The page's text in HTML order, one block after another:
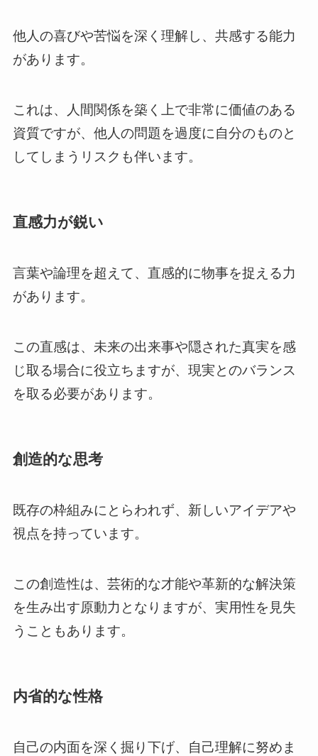
他人の喜びや苦悩を深く理解し、共感する能力
があります。
これは、人間関係を築く上で非常に価値のある
資質ですが、他人の問題を過度に自分のものと
してしまうリスクも伴います。
直感力が鋭い
言葉や論理を超えて、直感的に物事を捉える力
があります。
この直感は、未来の出来事や隠された真実を感
じ取る場合に役立ちますが、現実とのバランス
を取る必要があります。
創造的な思考
既存の枠組みにとらわれず、新しいアイデアや
視点を持っています。
この創造性は、芸術的な才能や革新的な解決策
を生み出す原動力となりますが、実用性を見失
うこともあります。
内省的な性格
自己の内面を深く掘り下げ、自己理解に努めま